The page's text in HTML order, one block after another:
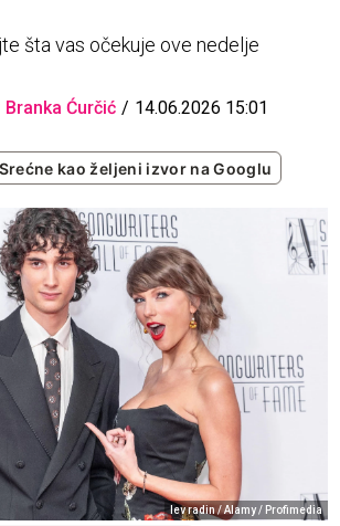
šta vas očekuje ove nedelje
Branka Ćurčić 14.06.2026 15:01
kao željeni izvor na Googlu
lev radin / Alamy / Profimedia